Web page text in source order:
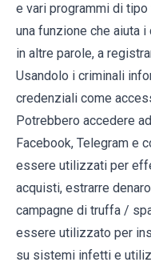
e vari programmi di
una funzione che aiuta
in altre parole, a
Usandolo i criminali
credenziali come
Potrebbero accedere
Facebook, Telegram e
essere utilizzati per
acquisti, estrarre
campagne di truffa /
essere utilizzato per
su sistemi infetti e